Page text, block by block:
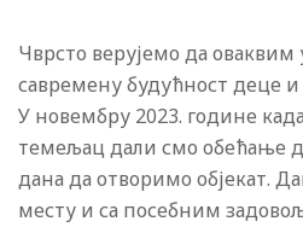
Чврсто верујемо да
савремену будућност деце
У новембру 2023. године
темељац дали смо обећање
дана да отворимо објекат.
месту и са посебним